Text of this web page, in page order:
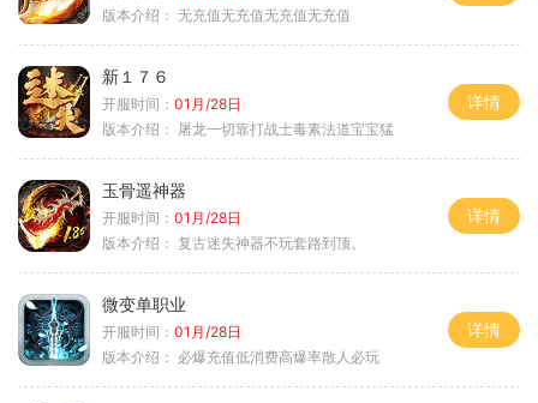
版本介绍： 无充值无充值无充值无充值
新１７６
开服时间： 01月/28日
版本介绍： 屠龙一切靠打战士毒素法道宝宝猛
详情
玉骨遥神器
开服时间： 01月/28日
版本介绍： 复古迷失神器不玩套路到顶。
详情
微变单职业
开服时间： 01月/28日
版本介绍： 必爆充值低消费高爆率散人必玩
详情